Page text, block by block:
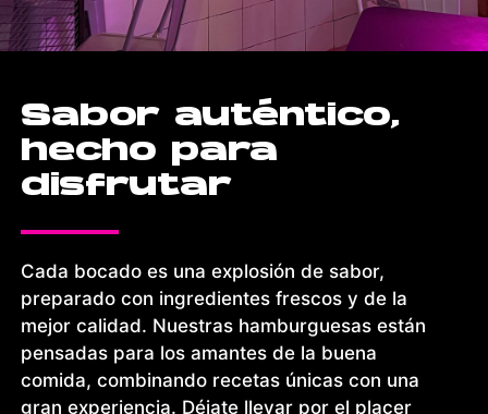
Sabor auténtico,
hecho para
disfrutar
Cada bocado es una explosión de sabor,
preparado con ingredientes frescos y de la
mejor calidad. Nuestras hamburguesas están
pensadas para los amantes de la buena
comida, combinando recetas únicas con una
gran experiencia. Déjate llevar por el placer